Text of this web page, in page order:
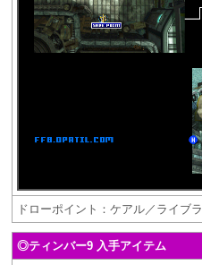
ドローポイント：ケアル／ライブラ
◎ティンバー9 入手アイテム